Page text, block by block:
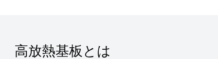
高放熱基板とは